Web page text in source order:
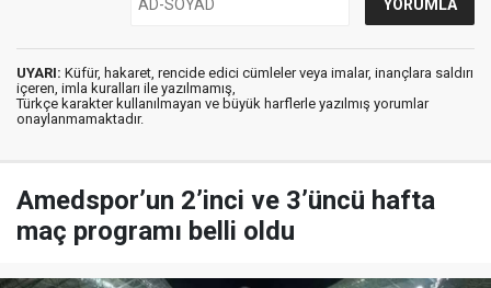
UYARI: Küfür, hakaret, rencide edici cümleler veya imalar, inançlara saldırı
içeren, imla kuralları ile yazılmamış,
Türkçe karakter kullanılmayan ve büyük harflerle yazılmış yorumlar
onaylanmamaktadır.
Amedspor’un 2’inci ve 3’üncü hafta
maç programı belli oldu